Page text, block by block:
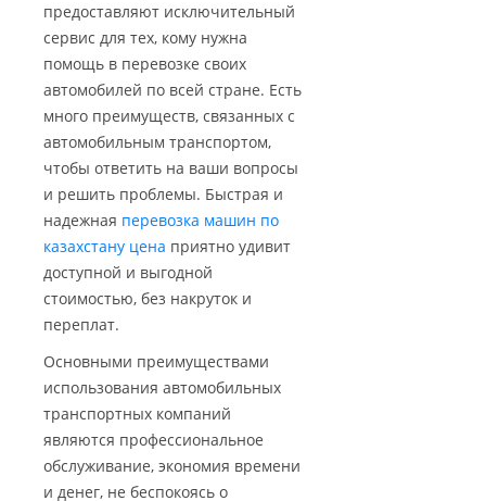
предоставляют исключительный
сервис для тех, кому нужна
помощь в перевозке своих
автомобилей по всей стране. Есть
много преимуществ, связанных с
автомобильным транспортом,
чтобы ответить на ваши вопросы
и решить проблемы. Быстрая и
надежная перевозка машин по
казахстану цена приятно удивит
доступной и выгодной
стоимостью, без накруток и
переплат.
Основными преимуществами
использования автомобильных
транспортных компаний
являются профессиональное
обслуживание, экономия времени
и денег, не беспокоясь о